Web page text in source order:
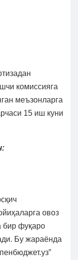
комиссияга
меъзонларга
15 иш куни
овоз
фуқаро
Бу жараёнда